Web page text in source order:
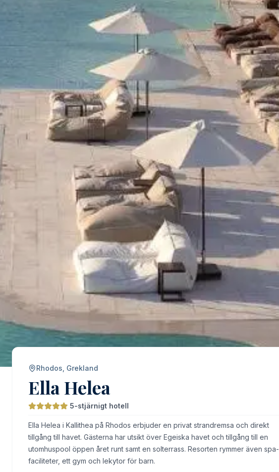
Rhodos, Grekland
Ella Helea
5-stjärnigt hotell
Ella Helea i Kallithea på Rhodos erbjuder en privat strandremsa och direkt
tillgång till havet. Gästerna har utsikt över Egeiska havet och tillgång till en
utomhuspool öppen året runt samt en solterrass. Resorten rymmer även spa-
faciliteter, ett gym och lekytor för barn.